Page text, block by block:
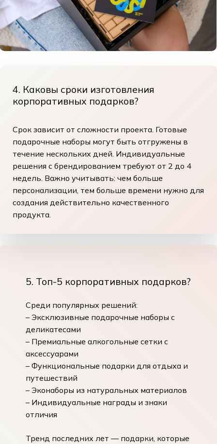
До Магазину
4. Каковы сроки изготовления
корпоративных подарков?
Срок зависит от сложности проекта. Готовые
подарочные наборы могут быть отгружены в
течение нескольких дней. Индивидуальные
решения с брендированием требуют от 2 до 4
недель. Важно учитывать: чем больше
персонализации, тем больше времени нужно для
создания действительно качественного
продукта.
5. Топ-5 корпоративных подарков?
Среди популярных решений:
– Эксклюзивные подарочные наборы с
деликатесами
– Премиальные алкогольные сетки с
аксессуарами
– Функциональные подарки для отдыха и
путешествий
– Эконаборы из натуральных материалов
– Индивидуальные награды и знаки
отличия
Тренд последних лет — подарки, которые